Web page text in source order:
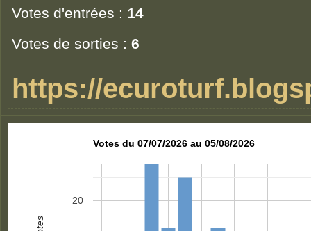
Votes d'entrées : 14
Votes de sorties : 6
https://
Votes du 07/07/2026 au 05/08/2026
20